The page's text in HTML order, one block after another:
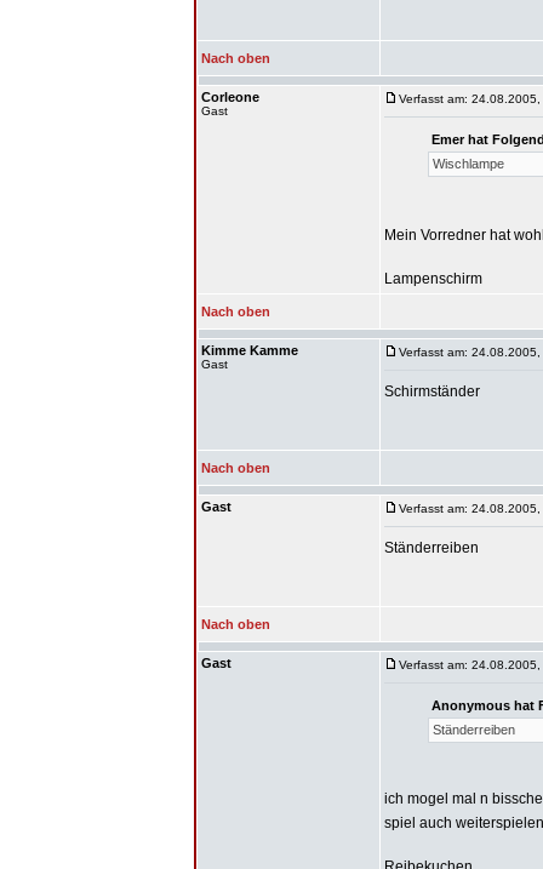
Nach oben
Corleone
Gast
Verfasst am: 24.08.2005,
Emer hat
Wischlampe
Mein Vorredner hat
Lampenschirm
Nach oben
Kimme Kamme
Gast
Verfasst am: 24.08.2005,
Schirmständer
Nach oben
Gast Verfasst am:
Ständerreiben
Nach oben
Gast Verfasst am:
Anonymous hat
Ständerreiben
ich mogel mal n
spiel auch